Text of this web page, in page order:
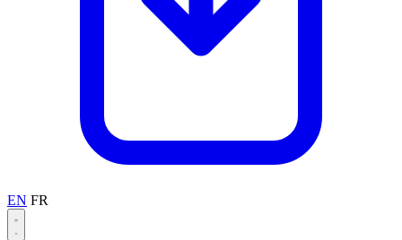
EN FR